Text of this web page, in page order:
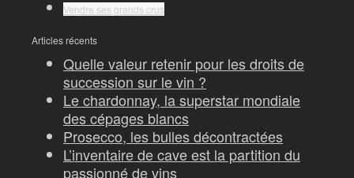
Vendre ses grands crus
Articles récents
Quelle valeur retenir pour les droits de
succession sur le vin ?
Le chardonnay, la superstar mondiale
des cépages blancs
Prosecco, les bulles décontractées
L’inventaire de cave est la partition du
passionné de vins